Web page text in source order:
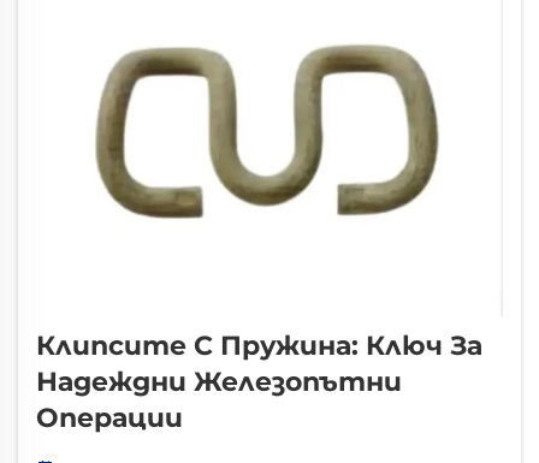
Клипсите С Пружина: Ключ За
Надеждни Железопътни
Операции